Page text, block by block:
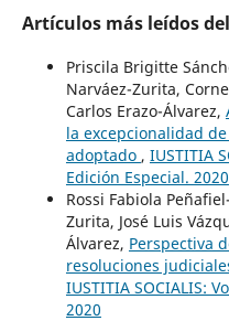
Artículos más leídos
Priscila Brigitte
Narváez-Zurita,
Carlos Erazo-Álvarez,
la excepcionalidad
adoptado , IUSTITIA
Edición Especial. 2020
Rossi Fabiola
Zurita, José Luis
Álvarez, Perspectiva
resoluciones
IUSTITIA SOCIALIS:
2020